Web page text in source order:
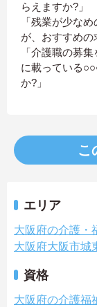
らえますか?」
「残業が少な
が、おすすめの
「介護職の募
に載っている
か?」
こ
エリア
大阪府の介護・
大阪府大阪市城
資格
大阪府の介護福